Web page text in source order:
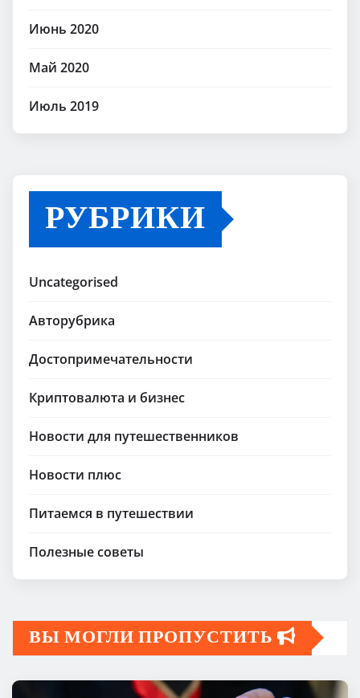
Июнь 2020
Май 2020
Июль 2019
РУБРИКИ
Uncategorised
Авторубрика
Достопримечательности
Криптовалюта и бизнес
Новости для путешественников
Новости плюс
Питаемся в путешествии
Полезные советы
ВЫ МОГЛИ ПРОПУСТИТЬ